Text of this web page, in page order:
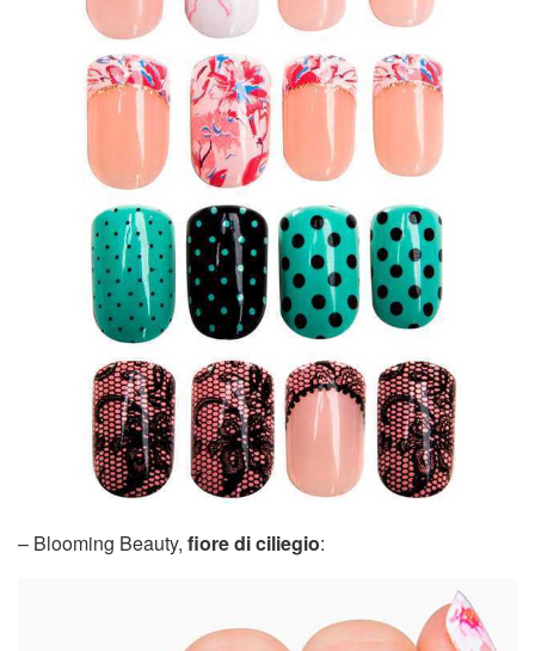
– Blooming Beauty, fiore di ciliegio: